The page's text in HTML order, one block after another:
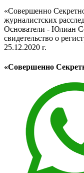
«Совершенно
журналистских
Основатели - Юлиан
свидетельство о
25.12.2020 г.
«Совершенно